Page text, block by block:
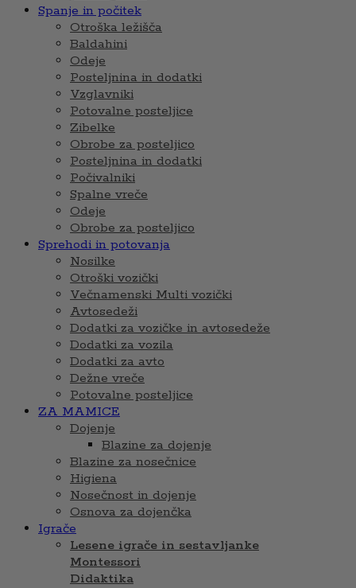
Spanje in počitek
Otroška ležišča
Baldahini
Odeje
Posteljnina in dodatki
Vzglavniki
Potovalne posteljice
Zibelke
Obrobe za posteljico
Posteljnina in dodatki
Počivalniki
Spalne vreče
Odeje
Obrobe za posteljico
Sprehodi in potovanja
Nosilke
Otroški vozički
Večnamenski Multi vozički
Avtosedeži
Dodatki za vozičke in avtosedeže
Dodatki za vozila
Dodatki za avto
Dežne vreče
Potovalne posteljice
ZA MAMICE
Dojenje
Blazine za dojenje
Blazine za nosečnice
Higiena
Nosečnost in dojenje
Osnova za dojenčka
Igrače
Lesene igrače in sestavljanke
Montessori
Didaktika